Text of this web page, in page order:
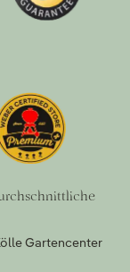
Gartencenter